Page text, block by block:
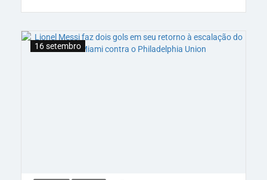
próxima semana. Os detalhes desse confronto
#SãoPaulo
16 setembro